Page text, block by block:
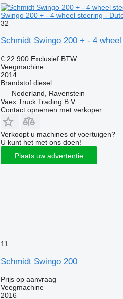
Swingo 200 + - 4 wheel steering -
32
Schmidt Swingo 200 + - 4
€ 22.900 Exclusief BTW
Veegmachine
2014
Brandstof diesel
Nederland, Ravenstein
Vaex Truck Trading B.V
Contact opnemen met verkoper
Verkoopt u machines of voertuigen?
U kunt het met ons doen!
Plaats uw advertentie
11
Schmidt Swingo 200
Prijs op aanvraag
Veegmachine
2016